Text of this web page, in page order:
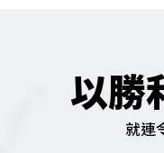
以勝
就連